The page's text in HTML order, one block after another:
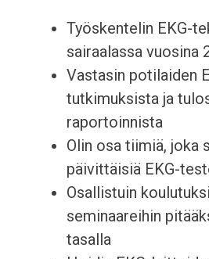
Työskentelin EKG-
sairaalassa vuosina
Vastasin potilaiden
tutkimuksista ja
raportoinnista
Olin osa tiimiä, joka
päivittäisiä EKG-
Osallistuin
seminaareihin
tasalla